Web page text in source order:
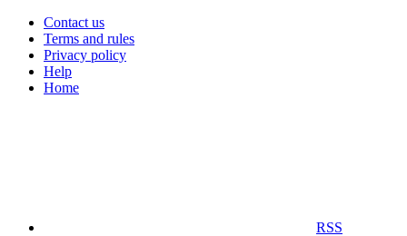
Contact us
Terms and rules
Privacy policy
Help
Home
RSS